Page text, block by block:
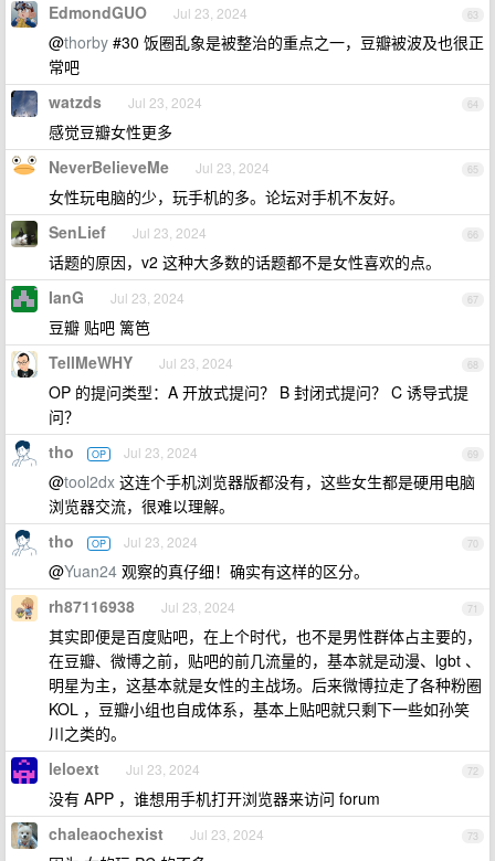
63
EdmondGUO Jul 23, 2024
@thorby #30 饭圈乱象是被整治的重点之一，豆瓣被波及也很正
常吧
64
watzds Jul 23, 2024
感觉豆瓣女性更多
65
NeverBelieveMe Jul 23, 2024
女性玩电脑的少，玩手机的多。论坛对手机不友好。
66
SenLief Jul 23, 2024
话题的原因，v2 这种大多数的话题都不是女性喜欢的点。
67
IanG Jul 23, 2024
豆瓣 贴吧 篱笆
68
TellMeWHY Jul 23, 2024
OP 的提问类型：A 开放式提问？ B 封闭式提问？ C 诱导式提
问？
69
tho OP Jul 23, 2024
@tool2dx 这连个手机浏览器版都没有，这些女生都是硬用电脑
浏览器交流，很难以理解。
70
tho OP Jul 23, 2024
@Yuan24 观察的真仔细！确实有这样的区分。
71
rh87116938 Jul 23, 2024
其实即便是百度贴吧，在上个时代，也不是男性群体占主要的，
在豆瓣、微博之前，贴吧的前几流量的，基本就是动漫、lgbt 、
明星为主，这基本就是女性的主战场。后来微博拉走了各种粉圈
KOL ，豆瓣小组也自成体系，基本上贴吧就只剩下一些如孙笑
川之类的。
72
leloext Jul 23, 2024
没有 APP ，谁想用手机打开浏览器来访问 forum
73
chaleaochexist Jul 23, 2024